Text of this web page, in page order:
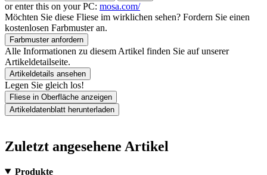
or enter this on your PC: mosa.com/
Möchten Sie diese Fliese im wirklichen sehen? Fordern Sie einen
kostenlosen Farbmuster an.
Farbmuster anfordern
Alle Informationen zu diesem Artikel finden Sie auf unserer
Artikeldetailseite.
Artikeldetails ansehen
Legen Sie gleich los!
Fliese in Oberfläche anzeigen
Artikeldatenblatt herunterladen
Zuletzt angesehene Artikel
Produkte